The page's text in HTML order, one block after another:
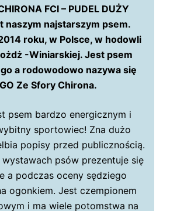
FCI – PUDEL DUŻY
naszym najstarszym psem.
roku, w Polsce, w hodowli
-Winiarskiej. Jest psem
a rodowodowo nazywa się
Ze Sfory Chirona.
psem bardzo energicznym i
sportowiec! Zna dużo
popisy przed publicznością.
psów prezentuje się
a podczas oceny sędziego
ogonkiem. Jest czempionem
i ma wiele potomstwa na